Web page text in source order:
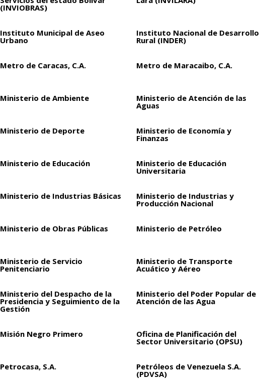
(INVIOBRAS)
Instituto Municipal de Aseo
Urbano
Instituto Nacional de Desarrollo
Rural (INDER)
Metro de Caracas, C.A. Metro de Maracaibo, C.A.
Ministerio de Ambiente Ministerio de Atención de las
Aguas
Ministerio de Deporte Ministerio de Economía y
Finanzas
Ministerio de Educación Ministerio de Educación
Universitaria
Ministerio de Industrias Básicas Ministerio de Industrias y
Producción Nacional
Ministerio de Obras Públicas Ministerio de Petróleo
Ministerio de Servicio
Penitenciario
Ministerio de Transporte
Acuático y Aéreo
Ministerio del Despacho de la
Presidencia y Seguimiento de la
Gestión
Ministerio del Poder Popular de
Atención de las Agua
Misión Negro Primero Oficina de Planificación del
Sector Universitario (OPSU)
Petrocasa, S.A. Petróleos de Venezuela S.A.
(PDVSA)